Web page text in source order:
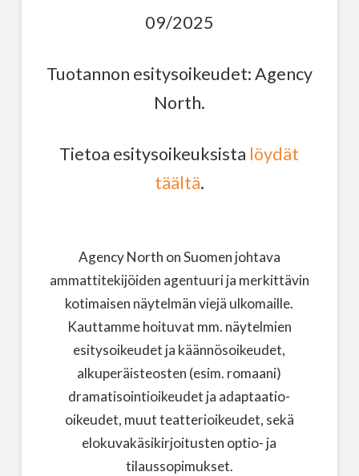
09/2025
Tuotannon esitysoikeudet: Agency
North.
Tietoa esitysoikeuksista löydät
täältä.
Agency North on Suomen johtava
ammattitekijöiden agentuuri ja merkittävin
kotimaisen näytelmän viejä ulkomaille.
Kauttamme hoituvat mm. näytelmien
esitysoikeudet ja käännösoikeudet,
alkuperäisteosten (esim. romaani)
dramatisointioikeudet ja adaptaatio-
oikeudet, muut teatterioikeudet, sekä
elokuvakäsikirjoitusten optio- ja
tilaussopimukset.